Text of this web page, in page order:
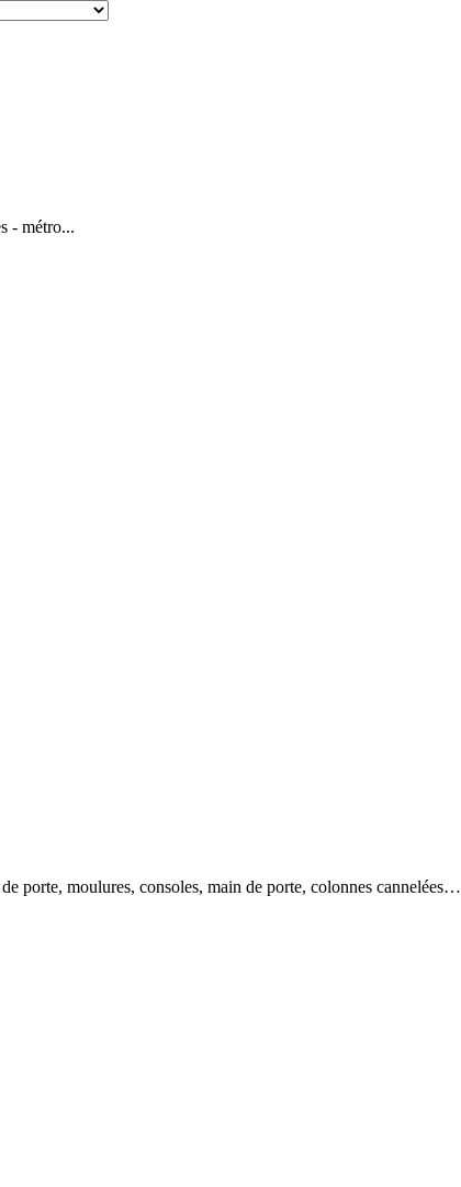
- métro...
porte, moulures, consoles, main de porte, colonnes cannelées…